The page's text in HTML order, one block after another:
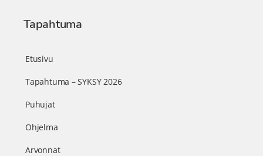
Tapahtuma
Etusivu
Tapahtuma – SYKSY 2026
Puhujat
Ohjelma
Arvonnat